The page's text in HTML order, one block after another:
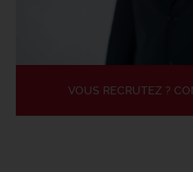
VOUS RECRUTEZ ?